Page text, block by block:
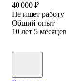
40 000 ₽
Не ищет работу
Общий опыт
10 лет 5 месяцев